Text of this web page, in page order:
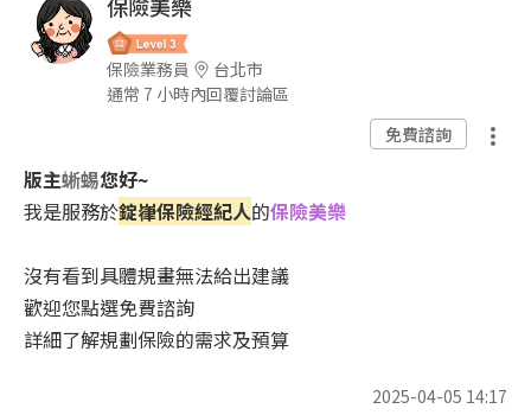
保險業務員
台北市
通常 7 小時內回覆討論區
免費諮詢
版主蜥蜴您好~
我是服務於錠嵂保險經紀人的保險美樂
沒有看到具體規畫無法給出建議
歡迎您點選免費諮詢
詳細了解規劃保險的需求及預算
2025-04-05 14:17